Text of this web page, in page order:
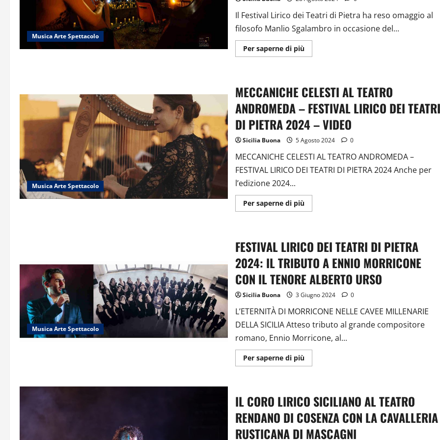
TEATRI
DI
PIETRA
Musica Arte Spettacolo
Il Festival Lirico dei Teatri di Pietra ha reso omaggio al
filosofo Manlio Sgalambro in occasione del...
Per saperne di piùUlteriori
informazioni
MITO
E
SPIRITUALITÀ:
IL
FESTIVAL
LIRICO
DEI
TEATRI
DI
CELEBRA
IL
CENTENARIO
Musica Arte Spettacolo
MECCANICHE CELESTI AL TEATRO
ANDROMEDA – FESTIVAL LIRICO DEI TEATRI
DI PIETRA 2024 – VIDEO
Sicilia Buona 5 Agosto 2024 0
MECCANICHE CELESTI AL TEATRO ANDROMEDA –
FESTIVAL LIRICO DEI TEATRI DI PIETRA 2024 Anche per
l’edizione 2024...
Per saperne di piùUlteriori
informazioni
TEATRO
ANDROMEDA
–
FESTIVAL
LIRICO
DEI
TEATRI
DI
PIETRA
–
VIDEO
Musica Arte Spettacolo
FESTIVAL LIRICO DEI TEATRI DI PIETRA
2024: IL TRIBUTO A ENNIO MORRICONE
CON IL TENORE ALBERTO URSO
Sicilia Buona 3 Giugno 2024 0
L’ETERNITÀ DI MORRICONE NELLE CAVEE MILLENARIE
DELLA SICILIA Atteso tributo al grande compositore
romano, Ennio Morricone, al...
Per saperne di piùUlteriori
informazioni
TEATRI
DI
PIETRA
2024:
IL
TRIBUTO
IL CORO LIRICO SICILIANO AL TEATRO
RENDANO DI COSENZA CON LA CAVALLERIA
RUSTICANA DI MASCAGNI